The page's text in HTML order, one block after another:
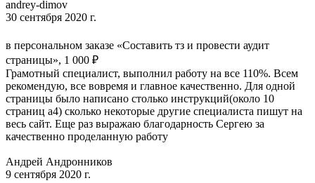
andrey-dimov
30 сентября 2020 г.
в персональном заказе «Составить тз и провести аудит
страницы», 1 000 ₽
Грамотный специалист, выполнил работу на все 110%. Всем
рекомендую, все вовремя и главное качественно. Для одной
страницы было написано столько инструкций(около 10
страниц а4) сколько некоторые другие специалиста пишут на
весь сайт. Еще раз выражаю благодарность Сергею за
качественно проделанную работу
Андрей Андронников
9 сентября 2020 г.